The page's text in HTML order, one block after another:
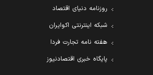
روزنامه دنیای اقتصاد
شبکه اینترنتی اکوایران
هفته نامه تجارت فردا
پایگاه خبری اقتصادنیوز